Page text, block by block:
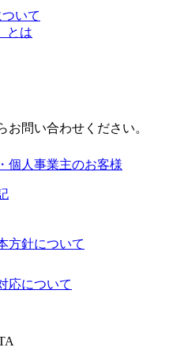
いて
とは
お問い合わせください。
個人事業主のお客様
方針について
応について